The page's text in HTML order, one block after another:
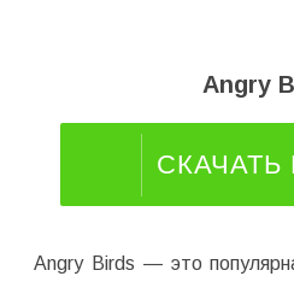
Angry
Angry Birds — это